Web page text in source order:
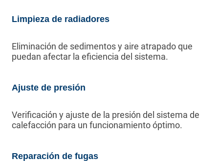
Limpieza de radiadores
Eliminación de sedimentos y aire atrapado que
puedan afectar la eficiencia del sistema.
Ajuste de presión
Verificación y ajuste de la presión del sistema de
calefacción para un funcionamiento óptimo.
Reparación de fugas